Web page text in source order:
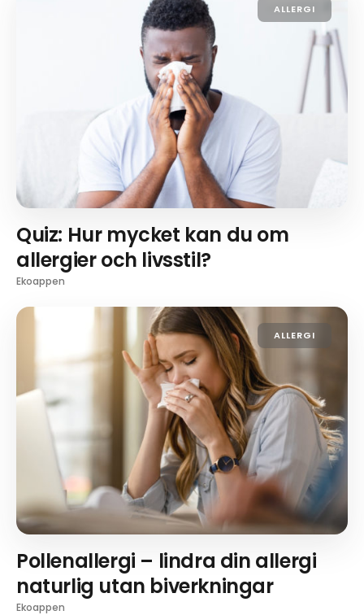
ALLERGI
Quiz: Hur mycket kan du om
allergier och livsstil?
Ekoappen
ALLERGI
Pollenallergi – lindra din allergi
naturlig utan biverkningar
Ekoappen